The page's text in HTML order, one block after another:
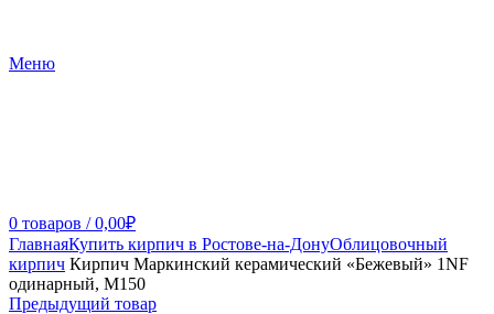
Меню
0 товаров / 0,00₽
ГлавнаяКупить кирпич в Ростове-на-ДонуОблицовочный
кирпич Кирпич Маркинский керамический «Бежевый» 1NF
одинарный, М150
Предыдущий товар